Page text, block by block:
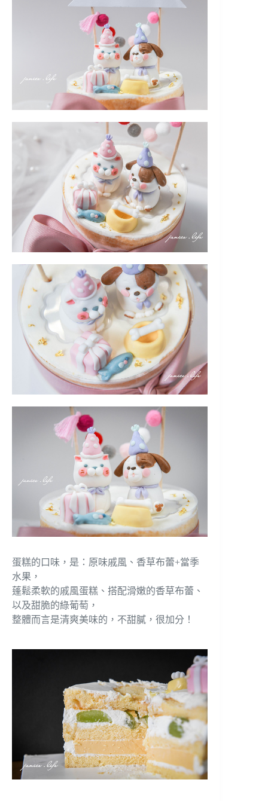
蛋糕的口味，是：原味戚風、香草布蕾+當季
水果，
蓬鬆柔軟的戚風蛋糕、搭配滑嫩的香草布蕾、
以及甜脆的綠葡萄，
整體而言是清爽美味的，不甜膩，很加分！